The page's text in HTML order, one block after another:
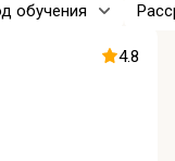
обучения
4.8